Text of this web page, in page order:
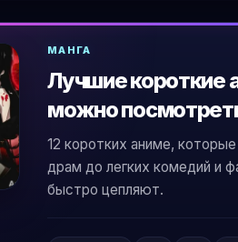
МАНГА
Лучшие короткие
можно
12 коротких аниме,
драм до легких комедий и
быстро цепляют.